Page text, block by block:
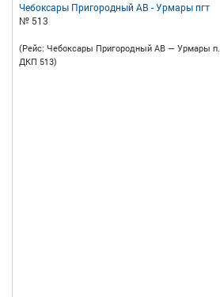
Чебоксары Пригородный АВ - Урмары пгт
№ 513
(Рейс: Чебоксары Пригородный АВ — Урмары п.
ДКП 513)